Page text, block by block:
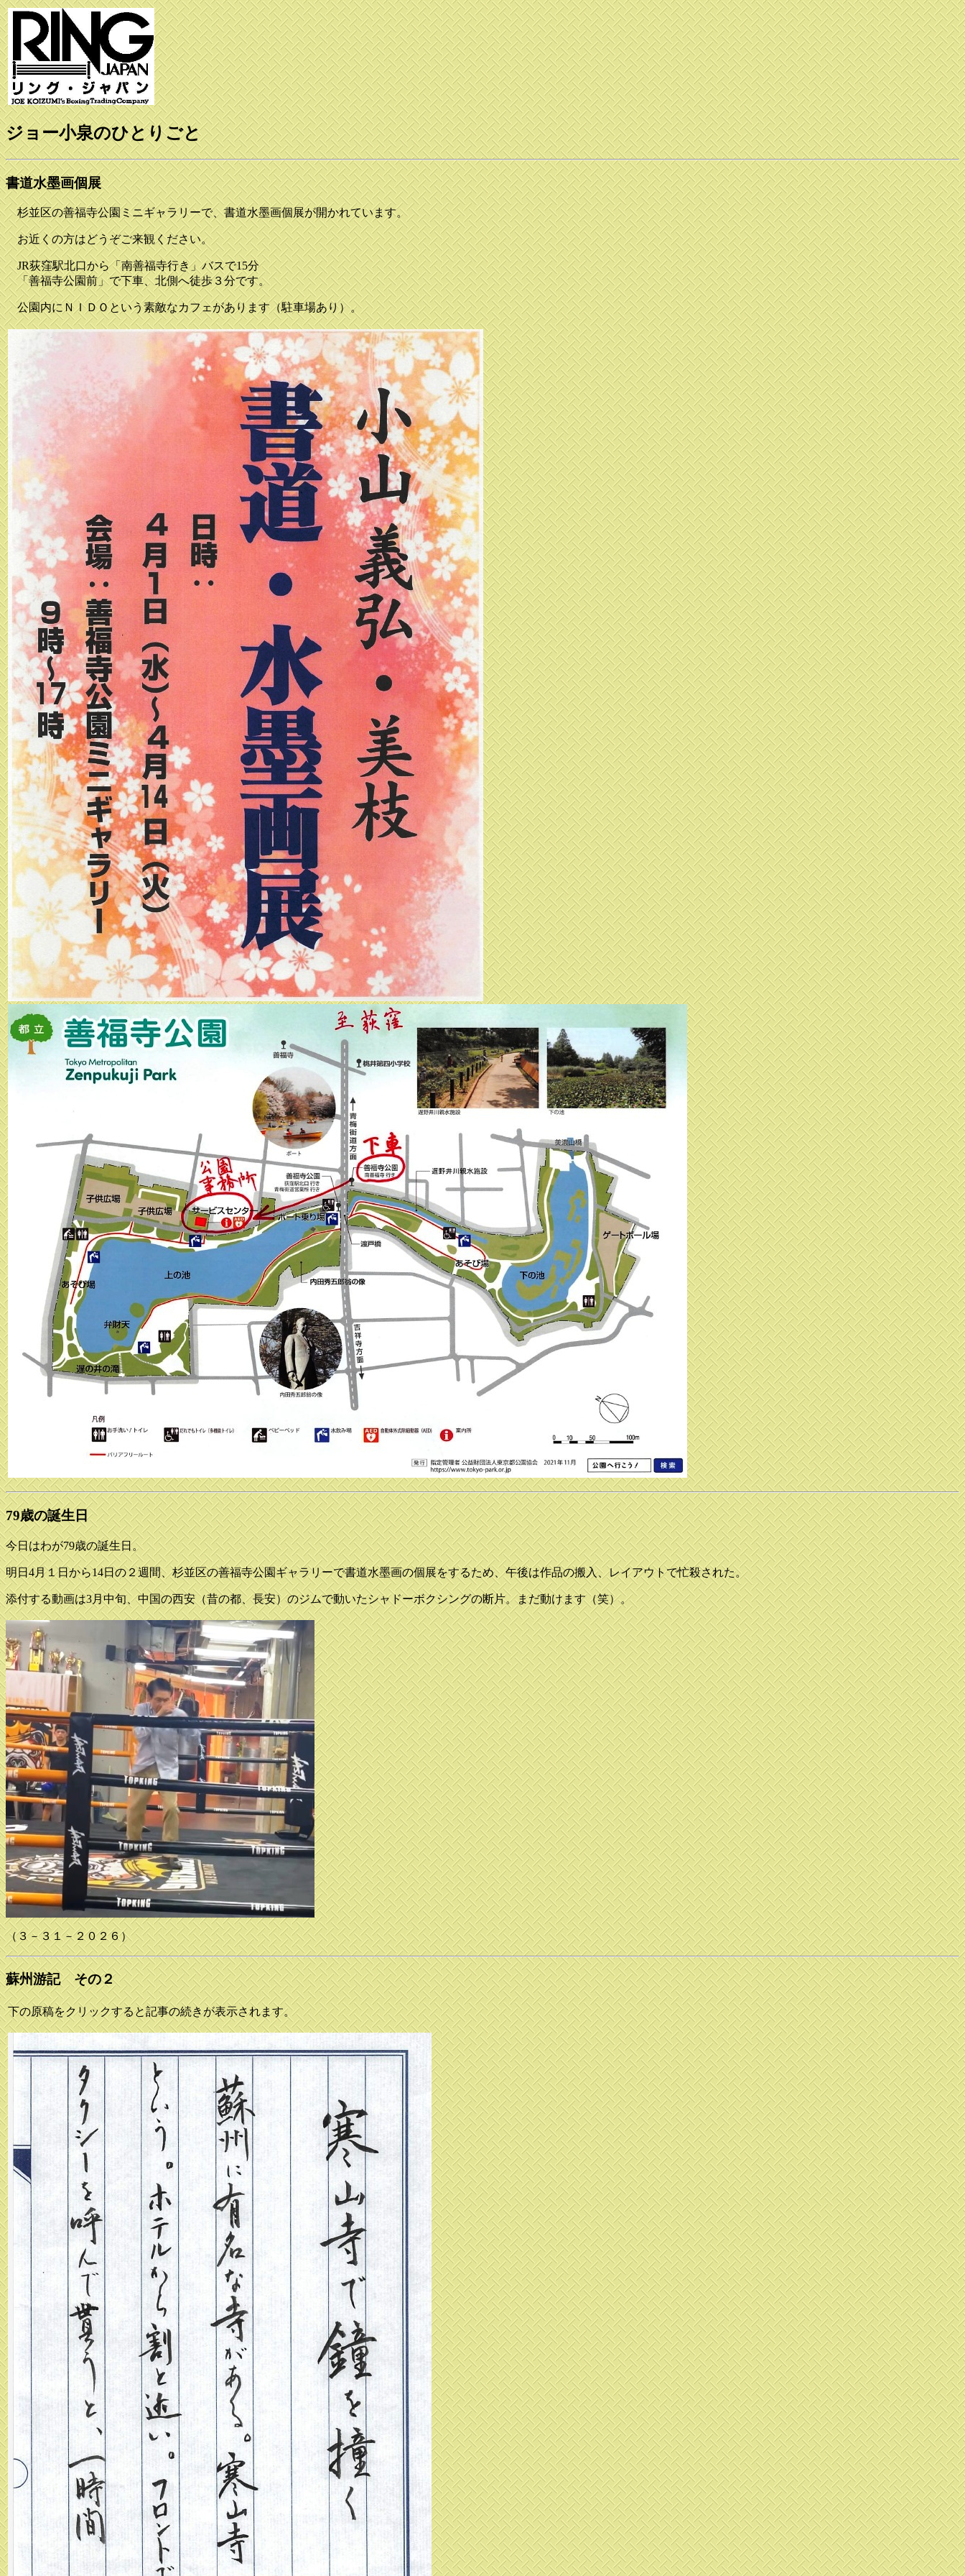
ジョー小泉のひとりごと
書道水墨画個展
杉並区の善福寺公園ミニギャラリーで、書道水墨画個展が開かれています。
お近くの方はどうぞご来観ください。
JR荻窪駅北口から「南善福寺行き」バスで15分
「善福寺公園前」で下車、北側へ徒歩３分です。
公園内にＮＩＤＯという素敵なカフェがあります（駐車場あり）。
79歳の誕生日
今日はわが79歳の誕生日。
明日4月１日から14日の２週間、杉並区の善福寺公園ギャラリーで書道水墨画の個展をするため、午後は作品の搬入、レイアウトで忙殺された。
添付する動画は3月中旬、中国の西安（昔の都、長安）のジムで動いたシャドーボクシングの断片。まだ動けます（笑）。
（３－３１－２０２６）
蘇州游記 その２
下の原稿をクリックすると記事の続きが表示されます。